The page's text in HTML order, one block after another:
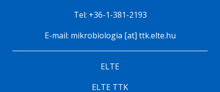
Tel: +36-1-381-2193
E-mail: mikrobiologia [at] ttk.elte.hu
ELTE
ELTE TTK